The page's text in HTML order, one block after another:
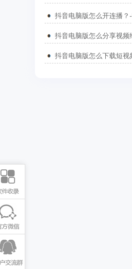
抖音电脑版怎么开连播
抖音电脑版怎么下载短